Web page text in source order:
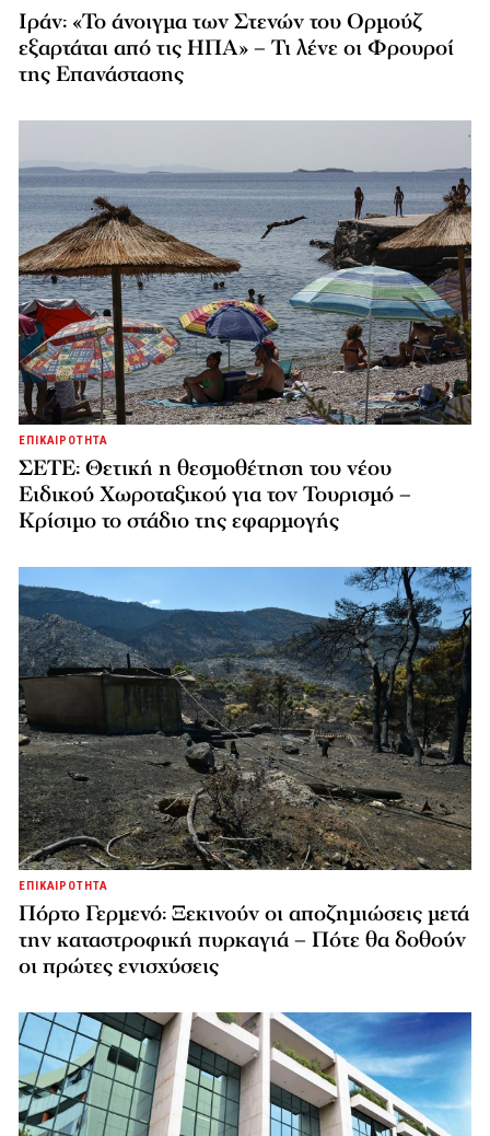
Ιράν: «Το άνοιγμα των Στενών του Ορμούζ
εξαρτάται από τις ΗΠΑ» – Τι λένε οι Φρουροί
της Επανάστασης
ΕΠΙΚΑΙΡΟΤΗΤΑ
ΣΕΤΕ: Θετική η θεσμοθέτηση του νέου
Ειδικού Χωροταξικού για τον Τουρισμό –
Κρίσιμο το στάδιο της εφαρμογής
ΕΠΙΚΑΙΡΟΤΗΤΑ
Πόρτο Γερμενό: Ξεκινούν οι αποζημιώσεις μετά
την καταστροφική πυρκαγιά – Πότε θα δοθούν
οι πρώτες ενισχύσεις